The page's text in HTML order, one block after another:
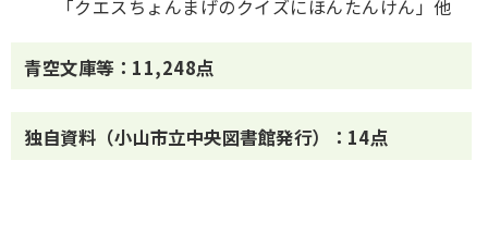
「クエスちょんまげのクイズにほんたんけん」他
青空文庫等：11,248点
独自資料（小山市立中央図書館発行）：14点